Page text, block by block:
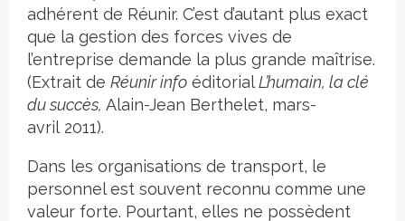
adhérent de Réunir. C’est d’autant plus exact
que la gestion des forces vives de
l’entreprise demande la plus grande maîtrise.
(Extrait de Réunir info éditorialL’humain, la clé
du succès, Alain-Jean Berthelet, mars-
avril 2011).
Dans les organisations de transport, le
personnel est souvent reconnu comme une
valeur forte. Pourtant, elles ne possèdent